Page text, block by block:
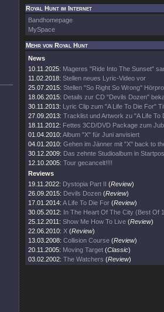
Royal Hunt im Internet
Bandhomepage
MySpace
Mehr von Royal Hunt
News
10.11.2025: Mageres "Ride Into The Sunset"
11.02.2018: Stellen neues Lyric-Video vor
25.07.2015: Stellen "So Right So Wrong"
18.06.2015: Details zur CD "Devils Dozen"
30.11.2013: Lyric Clip zum "A Life To Die For"
27.09.2013: Tracklist und Artwork zu "A Life To
18.11.2012: Fettes 3CD/DVD Package zum
01.04.2010: Album "X" für Juni anvisiert
04.01.2010: Gehen im Jänner mit "X" back to
30.12.2009: Das zehnte Studioalbum in
12.10.2005: Tour gecancelt!!!!
Reviews
19.11.2022: Dystopia Part II (Review)
26.09.2015: Devils Dozen (Review)
17.01.2014: A Life To Die For (Review)
30.05.2012: In The Heart Of The City (Best Of
25.12.2011: Show Me How To Live (Review)
22.06.2010: X (Review)
13.03.2008: Collision Course (Review)
20.11.2005: Moving Target (Classic)
03.02.2002: The Watchers (Review)